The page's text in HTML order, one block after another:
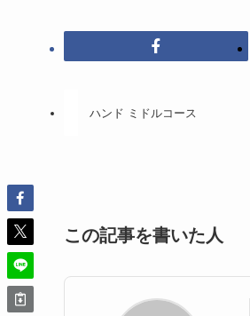
ハンド ミドルコース
この記事を書いた人